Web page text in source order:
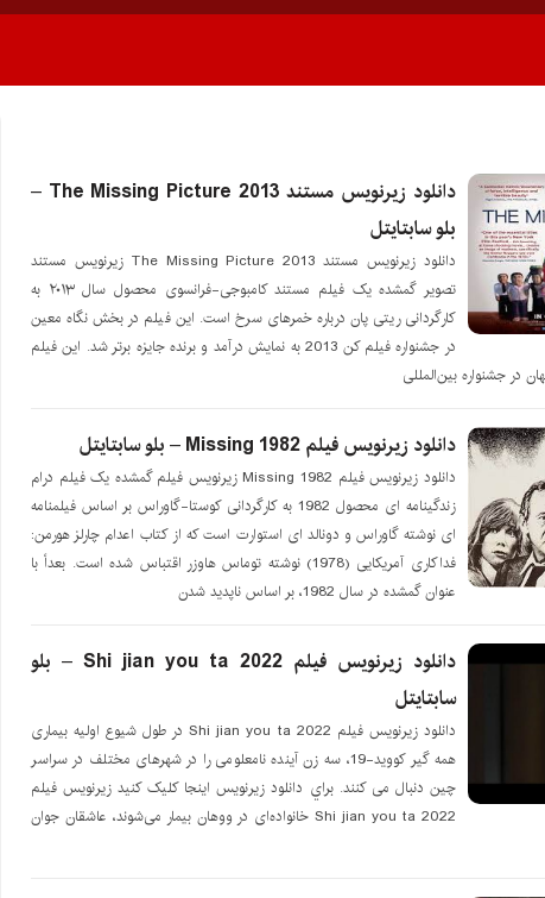
دانلود زیرنویس مستند The Missing Picture 2013 –
بلو سابتايتل
دانلود زیرنویس مستند The Missing Picture 2013 زیرنویس مستند
تصویر گمشده یک فیلم مستند کامبوجی-فرانسوی محصول سال ۲۰۱۳ به
کارگردانی ریتی پان درباره خمرهای سرخ است. این فیلم در بخش نگاه معین
در جشنواره فیلم کن 2013 به نمایش درآمد و برنده جایزه برتر شد. این فیلم
جشنواره بین‌المللی
دانلود زیرنویس فیلم Missing 1982 – بلو سابتايتل
دانلود زیرنویس فیلم Missing 1982 زیرنویس فیلم گمشده یک فیلم درام
زندگینامه ای محصول 1982 به کارگردانی کوستا-گاوراس بر اساس فیلمنامه
ای نوشته گاوراس و دونالد ای استوارت است که از کتاب اعدام چارلز هورمن:
فداکاری آمریکایی (1978) نوشته توماس هاوزر اقتباس شده است. بعداً با
عنوان گمشده در سال 1982، بر اساس ناپدید شدن
دانلود زیرنویس فیلم Shi jian you ta 2022 – بلو
سابتايتل
دانلود زیرنویس فیلم Shi jian you ta 2022 در طول شیوع اولیه بیماری
همه گیر کووید-19، سه زن آینده نامعلومی را در شهرهای مختلف در سراسر
چین دنبال می کنند. براي دانلود زيرنويس اينجا کليک کنيد زیرنویس فیلم
Shi jian you ta 2022 خانواده‌ای در ووهان بیمار می‌شوند، عاشقان جوان